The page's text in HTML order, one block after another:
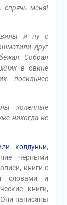
меня!
вилы и ну с
друг
Собрал
в овине
посильнее
коленные
никогда не
колдуньи,
черными
книги с
словами и
книги,
написаны